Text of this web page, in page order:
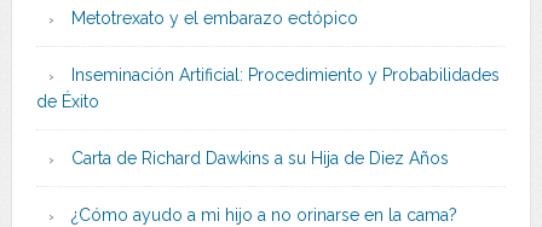
Metotrexato y el embarazo ectópico
Inseminación Artificial: Procedimiento y Probabilidades
de Éxito
Carta de Richard Dawkins a su Hija de Diez Años
¿Cómo ayudo a mi hijo a no orinarse en la cama?